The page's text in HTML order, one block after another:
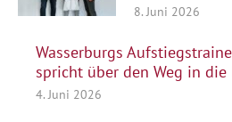
8. Juni 2026
Wasserburgs
spricht über den Weg in die
4. Juni 2026